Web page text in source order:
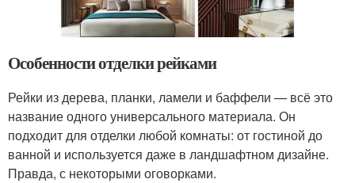
Особенности отделки рейками
Рейки из дерева, планки, ламели и баффели — всё это
название одного универсального материала. Он
подходит для отделки любой комнаты: от гостиной до
ванной и используется даже в ландшафтном дизайне.
Правда, с некоторыми оговорками.